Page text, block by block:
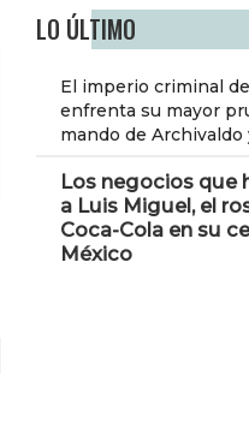
LO ÚLTIMO
El imperio criminal
enfrenta su mayor
mando de Archivaldo
Los negocios que
a Luis Miguel, el
Coca-Cola en su
México